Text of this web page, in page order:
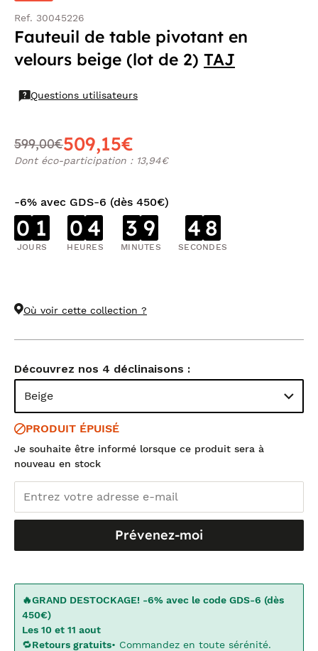
Ref. 30045226
Fauteuil de table pivotant en
velours beige (lot de 2) TAJ
Questions utilisateurs
599,00€509,15€
Dont éco-participation : 13,94€
-6% avec GDS-6 (dès 450€)
0 1
JOURS
0 4
HEURES
3 9
MINUTES
4 7
SECONDES
Où voir cette collection ?
Découvrez nos 4 déclinaisons :
Beige
PRODUIT ÉPUISÉ
Je souhaite être informé lorsque ce produit sera à
nouveau en stock
Prévenez-moi
🔥GRAND DESTOCKAGE! -6% avec le code GDS-6 (dès
450€)
Les 10 et 11 aout
🔁Retours gratuits• Commandez en toute sérénité.